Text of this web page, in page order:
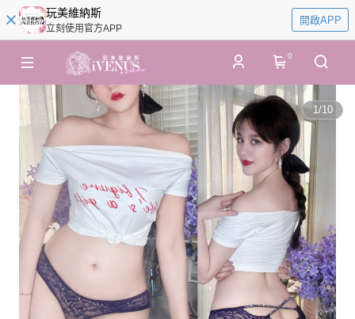
玩美維納斯
立刻使用官方APP
開啟APP
0
1/10